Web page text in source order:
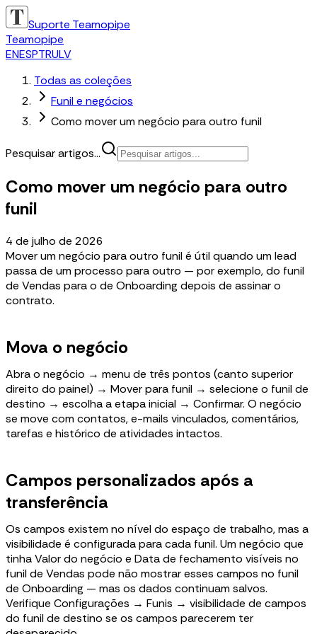
Suporte Teamopipe
Teamopipe
ENESPTRULV
Todas as coleções
Funil e negócios
Como mover um negócio para outro funil
Pesquisar artigos...
Como mover um negócio para outro
funil
4 de julho de 2026
Mover um negócio para outro funil é útil quando um lead
passa de um processo para outro — por exemplo, do funil
de Vendas para o de Onboarding depois de assinar o
contrato.
Mova o negócio
Abra o negócio → menu de três pontos (canto superior
direito do painel) → Mover para funil → selecione o funil de
destino → escolha a etapa inicial → Confirmar. O negócio
se move com contatos, e-mails vinculados, comentários,
tarefas e histórico de atividades intactos.
Campos personalizados após a
transferência
Os campos existem no nível do espaço de trabalho, mas a
visibilidade é configurada para cada funil. Um negócio que
tinha Valor do negócio e Data de fechamento visíveis no
funil de Vendas pode não mostrar esses campos no funil
de Onboarding — mas os dados continuam salvos.
Verifique Configurações → Funis → visibilidade de campos
do funil de destino se os campos parecerem ter